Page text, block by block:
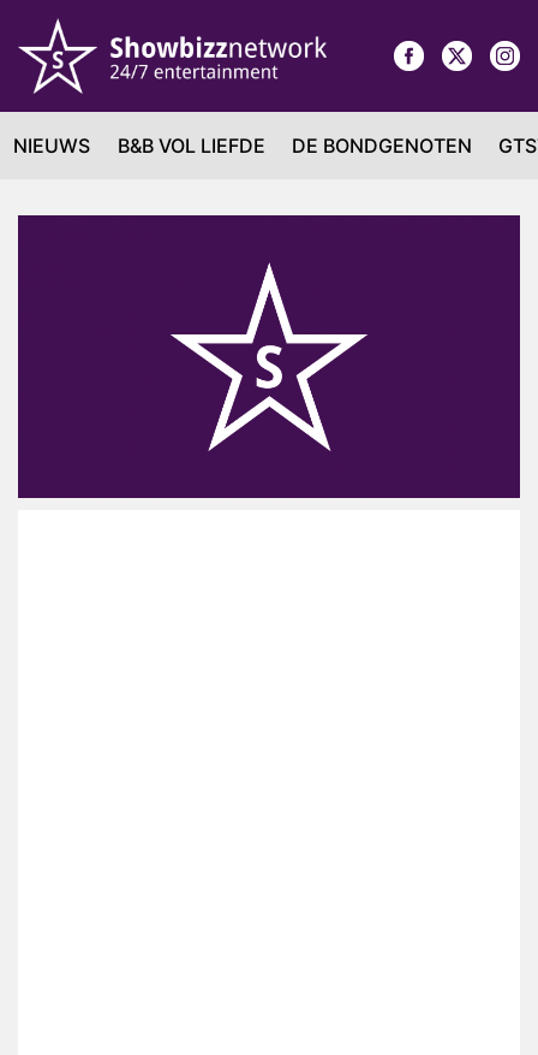
NIEUWS B&B VOL LIEFDE DE BONDGENOTEN